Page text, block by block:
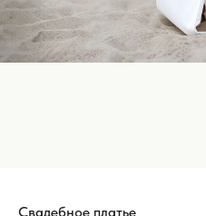
Свадебное платье